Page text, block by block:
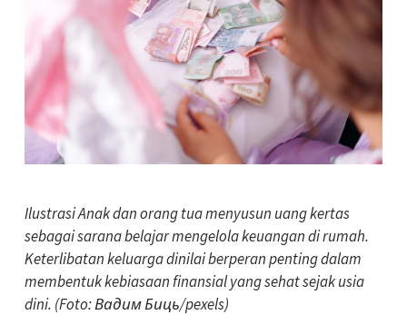
Ilustrasi Anak dan orang tua menyusun uang kertas
sebagai sarana belajar mengelola keuangan di rumah.
Keterlibatan keluarga dinilai berperan penting dalam
membentuk kebiasaan finansial yang sehat sejak usia
dini. (Foto: Вадим Биць/pexels)